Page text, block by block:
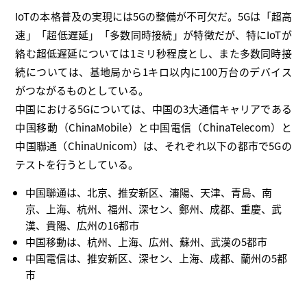
IoTの本格普及の実現には5Gの整備が不可欠だ。5Gは「超高
速」「超低遅延」「多数同時接続」が特徴だが、特にIoTが
絡む超低遅延については1ミリ秒程度とし、また多数同時接
続については、基地局から1キロ以内に100万台のデバイス
がつながるものとしている。
中国における5Gについては、中国の3大通信キャリアである
中国移動（ChinaMobile）と中国電信（ChinaTelecom）と
中国聯通（ChinaUnicom）は、それぞれ以下の都市で5Gの
テストを行うとしている。
中国聯通は、北京、推安新区、瀋陽、天津、青島、南
京、上海、杭州、福州、深セン、鄭州、成都、重慶、武
漢、貴陽、広州の16都市
中国移動は、杭州、上海、広州、蘇州、武漢の5都市
中国電信は、推安新区、深セン、上海、成都、蘭州の5都
市